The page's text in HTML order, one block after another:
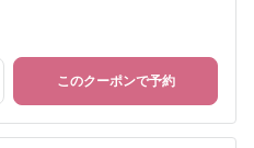
このクーポンで予約